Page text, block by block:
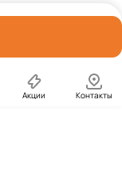
Акции Контакты